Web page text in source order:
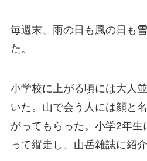
毎週末、雨の日も風の日も
た。
小学校に上がる頃には大人
いた。山で会う人には顔と
がってもらった。小学2年生
って縦走し、山岳雑誌に紹